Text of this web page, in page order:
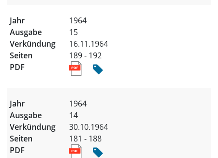
1964
15
16.11.1964
189 - 192
1964
14
30.10.1964
181 - 188